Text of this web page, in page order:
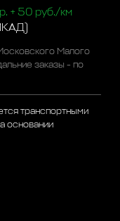
+ 50 руб./км
Малого
заказы - по
транспортными
основании